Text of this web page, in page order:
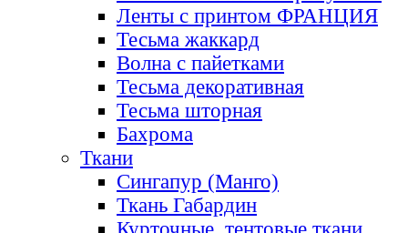
Ленты с принтом ФРАНЦИЯ
Тесьма жаккард
Волна с пайетками
Тесьма декоративная
Тесьма шторная
Бахрома
Ткани
Сингапур (Манго)
Ткань Габардин